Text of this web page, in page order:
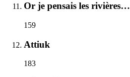
Or je pensais les rivières…
159
Attiuk
183